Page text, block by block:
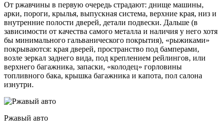
От ржавчины в первую очередь страдают: днище машины,
арки, пороги, крылья, выпускная система, верхние края, низ и
внутренние полости дверей, детали подвески. Дальше (в
зависимости от качества самого металла и наличия у него хотя
бы минимального гальванического покрытия), «рыжиками»
покрываются: края дверей, пространство под бамперами,
возле зеркал заднего вида, под креплением рейлингов, или
верхнего багажника, запаски, «колодец» горловины
топливного бака, крышка багажника и капота, пол салона
изнутри.
Ржавый авто